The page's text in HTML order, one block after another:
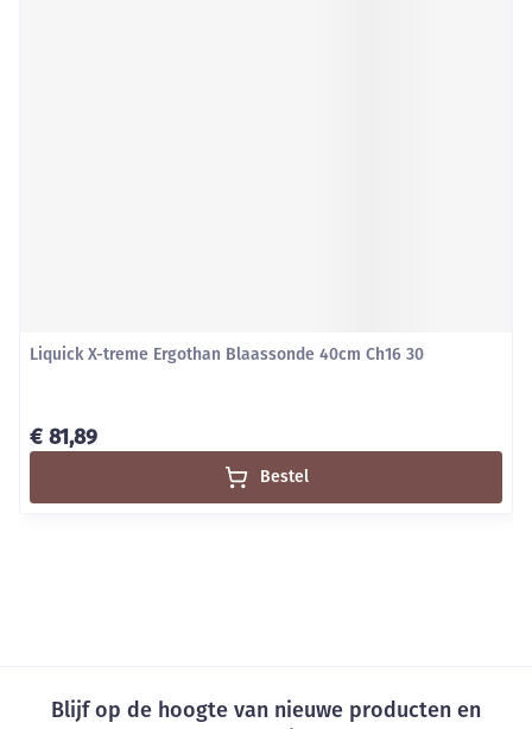
Liquick X-treme Ergothan Blaassonde 40cm Ch16 30
€ 81,89
Bestel
Blijf op de hoogte van nieuwe producten en